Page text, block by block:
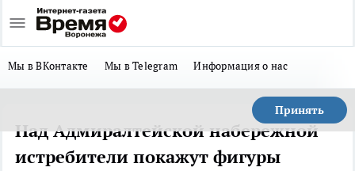
Мы в ВКонтакте Мы в Telegram Информация о нас
Принять
Над Адмиралтейской набережной
истребители покажут фигуры